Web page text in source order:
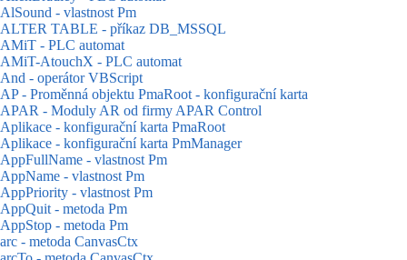
AlSound - vlastnost Pm
ALTER TABLE - příkaz DB_MSSQL
AMiT - PLC automat
AMiT-AtouchX - PLC automat
And - operátor VBScript
AP - Proměnná objektu PmaRoot - konfigurační karta
APAR - Moduly AR od firmy APAR Control
Aplikace - konfigurační karta PmaRoot
Aplikace - konfigurační karta PmManager
AppFullName - vlastnost Pm
AppName - vlastnost Pm
AppPriority - vlastnost Pm
AppQuit - metoda Pm
AppStop - metoda Pm
arc - metoda CanvasCtx